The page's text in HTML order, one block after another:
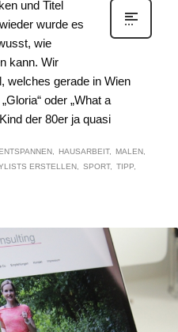
und Titel
wurde es
wie
kann. Wir
welches gerade in Wien
oder „What a
der 80er ja quasi
ENTSPANNEN HAUSARBEIT
MALEN
ERSTELLEN SPORT
TIPP